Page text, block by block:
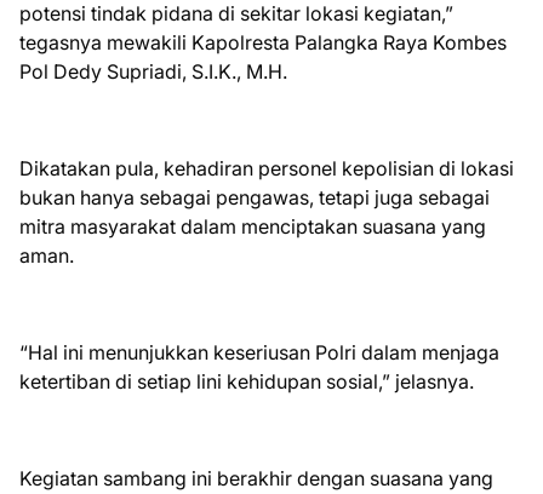
potensi tindak pidana di sekitar lokasi kegiatan,”
tegasnya mewakili Kapolresta Palangka Raya Kombes
Pol Dedy Supriadi, S.I.K., M.H.
Dikatakan pula, kehadiran personel kepolisian di lokasi
bukan hanya sebagai pengawas, tetapi juga sebagai
mitra masyarakat dalam menciptakan suasana yang
aman.
“Hal ini menunjukkan keseriusan Polri dalam menjaga
ketertiban di setiap lini kehidupan sosial,” jelasnya.
Kegiatan sambang ini berakhir dengan suasana yang